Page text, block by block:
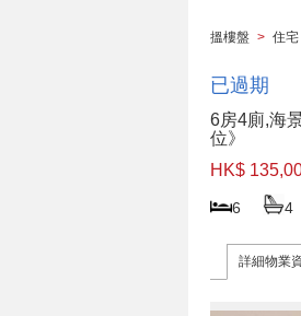
搵樓盤 > 住宅
已過期
6房4廁,海
位》
HK$
6 4
詳細物業